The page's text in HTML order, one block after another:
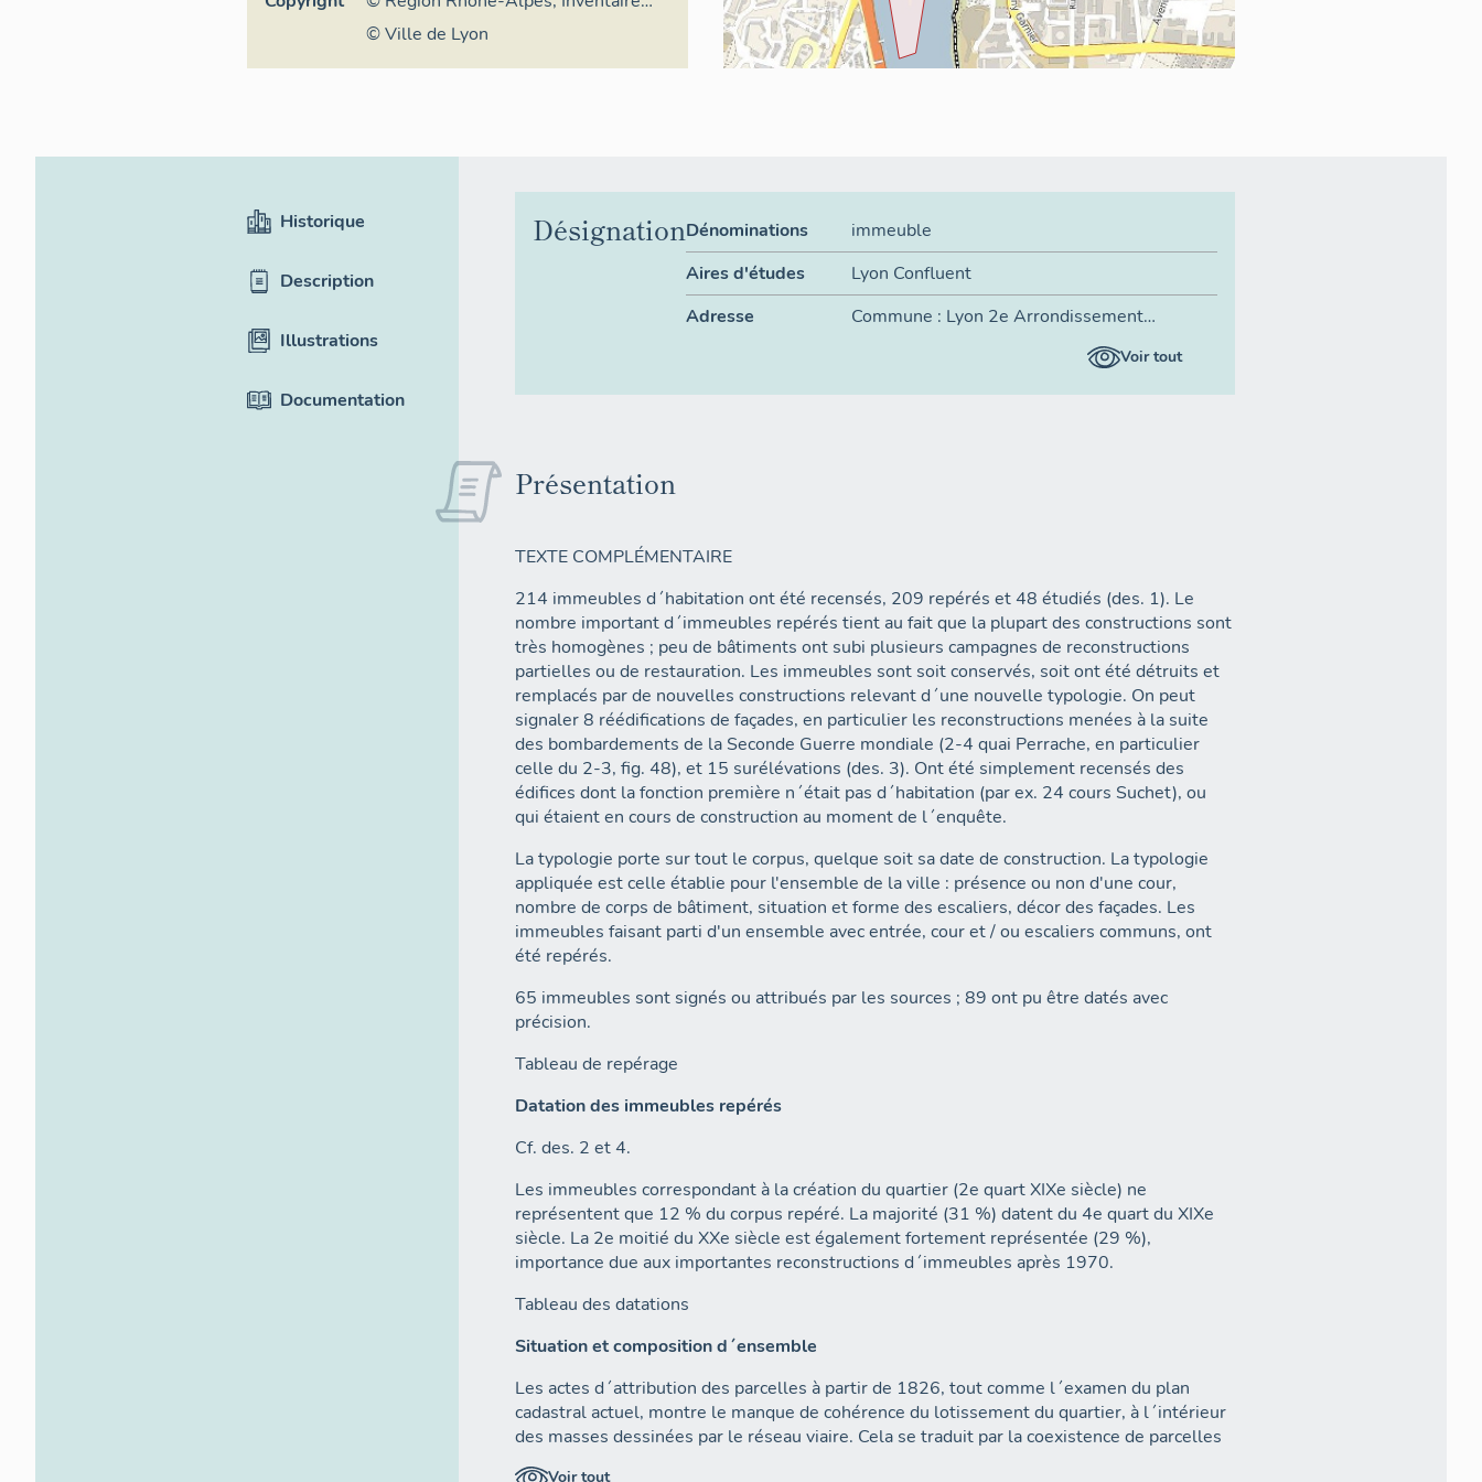
général du patrimoine culturel
© Ville de Lyon
Historique
Description
Illustrations
Documentation
DésignationDénominations
immeuble
Aires d'études
Lyon Confluent
Adresse
Commune : Lyon 2e Arrondissement
Voir tout
Présentation
TEXTE COMPLÉMENTAIRE
214 immeubles d´habitation ont été recensés, 209 repérés et 48 étudiés (des. 1). Le
nombre important d´immeubles repérés tient au fait que la plupart des constructions sont
très homogènes ; peu de bâtiments ont subi plusieurs campagnes de reconstructions
partielles ou de restauration. Les immeubles sont soit conservés, soit ont été détruits et
remplacés par de nouvelles constructions relevant d´une nouvelle typologie. On peut
signaler 8 réédifications de façades, en particulier les reconstructions menées à la suite
des bombardements de la Seconde Guerre mondiale (2-4 quai Perrache, en particulier
celle du 2-3, fig. 48), et 15 surélévations (des. 3). Ont été simplement recensés des
édifices dont la fonction première n´était pas d´habitation (par ex. 24 cours Suchet), ou
qui étaient en cours de construction au moment de l´enquête.
La typologie porte sur tout le corpus, quelque soit sa date de construction. La typologie
appliquée est celle établie pour l'ensemble de la ville : présence ou non d'une cour,
nombre de corps de bâtiment, situation et forme des escaliers, décor des façades. Les
immeubles faisant parti d'un ensemble avec entrée, cour et / ou escaliers communs, ont
été repérés.
65 immeubles sont signés ou attribués par les sources ; 89 ont pu être datés avec
précision.
Tableau de repérage
Datation des immeubles repérés
Cf. des. 2 et 4.
Les immeubles correspondant à la création du quartier (2e quart XIXe siècle) ne
représentent que 12 % du corpus repéré. La majorité (31 %) datent du 4e quart du XIXe
siècle. La 2e moitié du XXe siècle est également fortement représentée (29 %),
importance due aux importantes reconstructions d´immeubles après 1970.
Tableau des datations
Situation et composition d´ensemble
Les actes d´attribution des parcelles à partir de 1826, tout comme l´examen du plan
cadastral actuel, montre le manque de cohérence du lotissement du quartier, à l´intérieur
des masses dessinées par le réseau viaire. Cela se traduit par la coexistence de parcelles
de taille et de forme très différentes, allant de 303 m² (21 cours Charlemagne) à 1826 m²
Voir tout